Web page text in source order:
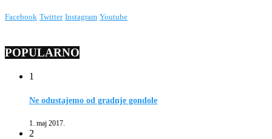
Facebook Twitter Instagram Youtube
POPULARNO
1
Ne odustajemo od gradnje gondole
1. maj 2017.
2